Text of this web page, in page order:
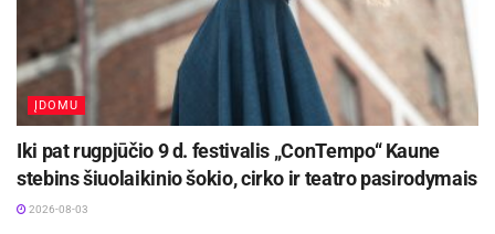
ĮDOMU
Iki pat rugpjūčio 9 d. festivalis „ConTempo“ Kaune
stebins šiuolaikinio šokio, cirko ir teatro pasirodymais
2026-08-03